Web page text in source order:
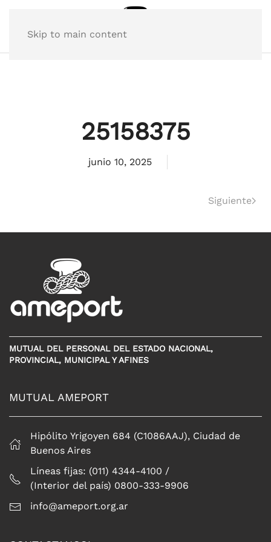
Skip to main content
25158375
junio 10, 2025
Siguiente
MUTUAL DEL PERSONAL DEL ESTADO NACIONAL,
PROVINCIAL, MUNICIPAL Y AFINES
MUTUAL AMEPORT
Hipólito Yrigoyen 684 (C1086AAJ), Ciudad de
Buenos Aires
Líneas fijas: (011) 4344-4100 /
(Interior del país) 0800-333-9906
info@ameport.org.ar